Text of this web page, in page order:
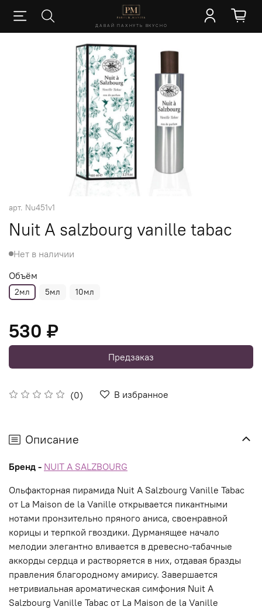
ДАВАЙ ПАХНУТЬ ВКУСНО
арт. Nu451v1
Nuit A salzbourg vanille tabac
(0) В избранное
Нет в наличии
Объём
2мл 5мл 10мл
530 ₽
Предзаказ
Описание
Бренд - NUIT A SALZBOURG
Ольфакторная пирамида Nuit A Salzbourg Vanille Tabac
от La Maison de la Vanille открывается пикантными
нотами пронзительно пряного аниса, своенравной
корицы и терпкой гвоздики. Дурманящее начало
мелодии элегантно вливается в древесно-табачные
аккорды сердца и растворяется в них, отдавая бразды
правления благородному амирису. Завершается
нетривиальная ароматическая симфония Nuit A
Salzbourg Vanille Tabac от La Maison de la Vanille